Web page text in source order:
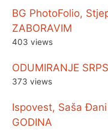
BG PhotoFolio,
ZABORAVIM
403 views
ODUMIRANJE
373 views
Ispovest, Saša
GODINA